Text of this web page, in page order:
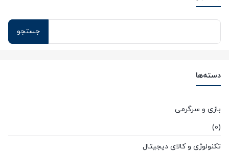
دسته‌ها
بازی و سرگرمی
(0)
تکنولوژی و کالای دیجیتال